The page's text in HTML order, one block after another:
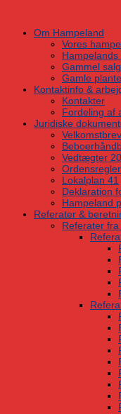
contentOm Hampeland
Vores
Gammel
Gamle
Kontaktinfo &
Kontakter
Fordeling af
Juridiske
Vedtægter
Ordensregler
Lokalplan 41
Deklaration
Hampeland
Referater &
Referater